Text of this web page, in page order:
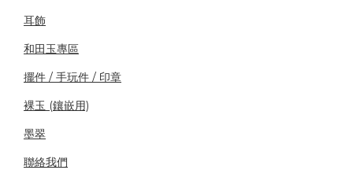
耳飾
和田玉專區
擺件 / 手玩件 / 印章
裸玉 (鑲嵌用)
墨翠
聯絡我們